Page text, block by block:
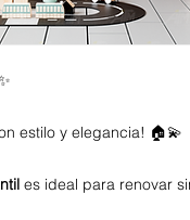
estilo y elegancia! 🏠💫
es ideal para renovar